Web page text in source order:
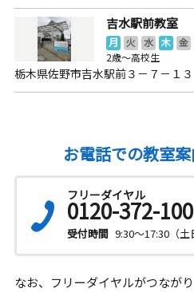
吉水駅前教室
月 火 水 木 金
2歳～高校生
栃木県佐野市吉水駅前３－７－１３
お電話での教室
フリーダイヤル
0120-372-100
受付時間 9:30～17:30（土
なお、フリーダイヤルがつなが